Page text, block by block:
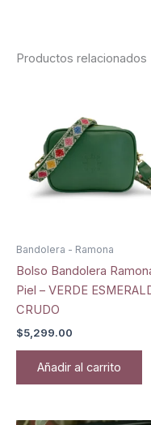
Productos relacionados
Bandolera - Ramona
Bolso Bandolera
Piel – VERDE
CRUDO
$5,299.00
Añadir al carrito